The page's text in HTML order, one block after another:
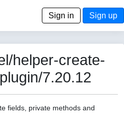
Sign in Sign up
helper-create-
7.20.12
fields, private methods and